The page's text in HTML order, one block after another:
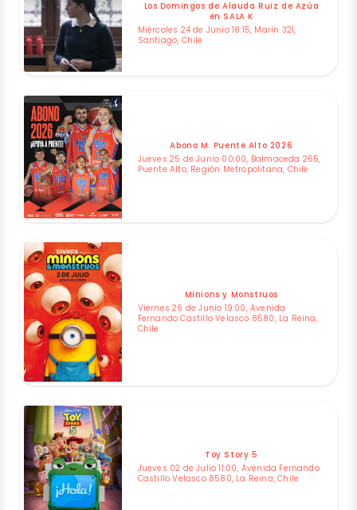
Los Domingos de Alauda Ruiz de Azúa
en SALA K
Miércoles 24 de Junio 18:15, Marín 321,
Santiago, Chile
Abono M. Puente Alto 2026
Jueves 25 de Junio 00:00, Balmaceda 265,
Puente Alto, Región Metropolitana, Chile
Minions y Monstruos
Viernes 26 de Junio 19:00, Avenida
Fernando Castillo Velasco 8580, La Reina,
Chile
Toy Story 5
Jueves 02 de Julio 11:00, Avenida Fernando
Castillo Velasco 8580, La Reina, Chile